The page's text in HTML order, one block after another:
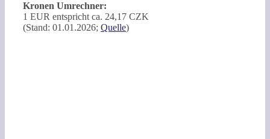
Kronen Umrechner:
1 EUR entspricht ca. 24,17 CZK
(Stand: 01.01.2026; Quelle)